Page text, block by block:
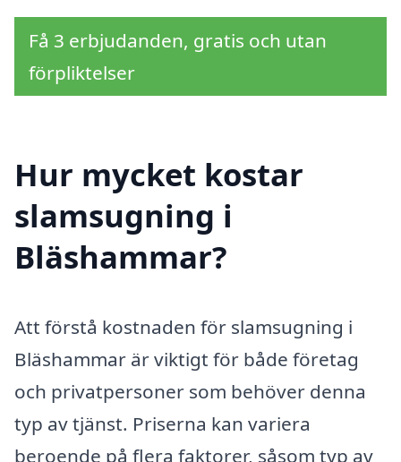
Få 3 erbjudanden, gratis och utan
förpliktelser
Hur mycket kostar
slamsugning i
Bläshammar?
Att förstå kostnaden för slamsugning i
Bläshammar är viktigt för både företag
och privatpersoner som behöver denna
typ av tjänst. Priserna kan variera
beroende på flera faktorer, såsom typ av